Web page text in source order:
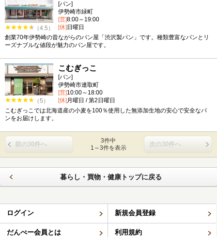
（4.5）
[パン]
伊勢崎市緑町
[営]8:00～19:00
[休] 日曜日
創業70年伊勢崎の昔ながらのパン屋「渋沢製パン」です。種類豊富なパンとリ
ーズナブルな値段が魅力のパン屋です。
（5）
こむぎっこ
[パン]
伊勢崎市連取町
[営]10:00～18:00
[休] 月曜日 / 第2日曜日
こむぎっこでは北海道産の小麦を100％使用した無添加生地の安心で安全なパ
ンをお届けします。
前の30件へ
3件中
1～3件を表示
次の30件へ
暮らし・買物・健康トップに戻る
ログイン 新規会員登録
だんべー会員とは 利用規約